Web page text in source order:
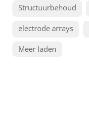
Structuurbehoud
electrode arrays
Meer laden